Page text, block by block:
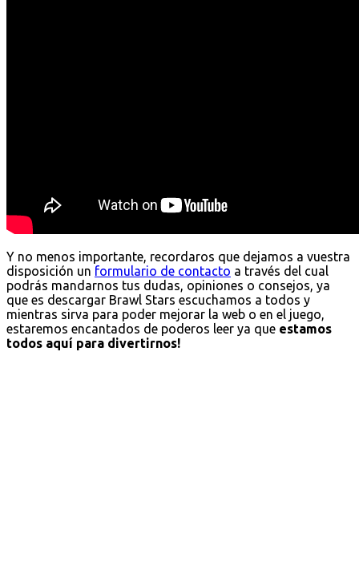
Y no menos importante, recordaros que dejamos a vuestra
disposición un formulario de contacto a través del cual
podrás mandarnos tus dudas, opiniones o consejos, ya
que es descargar Brawl Stars escuchamos a todos y
mientras sirva para poder mejorar la web o en el juego,
estaremos encantados de poderos leer ya que estamos
todos aquí para divertirnos!